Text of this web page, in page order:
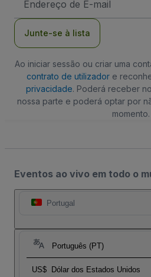
de
Junte-se à lista
Ao iniciar sessão ou criar uma
contrato de utilizadore
privacidade. Poderá receber
nossa parte e poderá optar por
momento.
Eventos ao vivo em todo o
Portugal
Português (PT)
US$ Dólar dos Estados Unidos